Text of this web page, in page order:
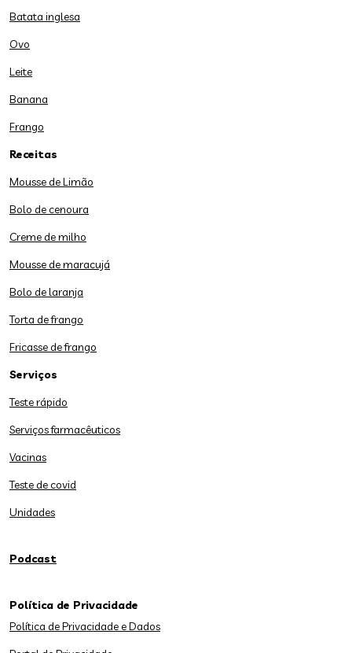
Batata inglesa
Ovo
Leite
Banana
Frango
Receitas
Mousse de Limão
Bolo de cenoura
Creme de milho
Mousse de maracujá
Bolo de laranja
Torta de frango
Fricasse de frango
Serviços
Teste rápido
Serviços farmacêuticos
Vacinas
Teste de covid
Unidades
Podcast
Política de Privacidade
Política de Privacidade e Dados